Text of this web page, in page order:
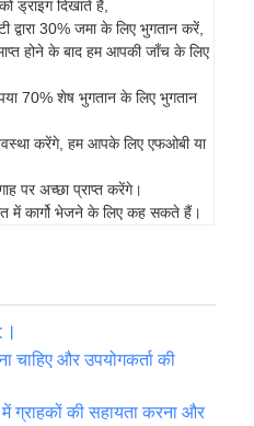
ड्राइंग दिखाते हैं,
द्वारा 30% जमा के लिए भुगतान करें,
होने के बाद हम आपकी जाँच के लिए
70% शेष भुगतान के लिए भुगतान
करेंगे, हम आपके लिए एफओबी या
पर अच्छा प्राप्त करेंगे।
में कार्गो भेजने के लिए कह सकते हैं।
चाहिए और उपयोगकर्ता की
ग्राहकों की सहायता करना और